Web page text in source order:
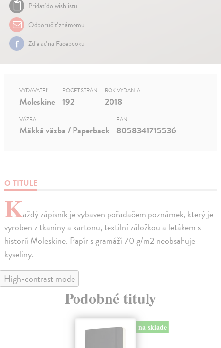
Pridať do wishlistu
Odporučiť známemu
Zdielať na Facebooku
O TITULE
Každý zápisník je vybaven pořadačem poznámek, který je
vyroben z tkaniny a kartonu, textilní záložkou a letákem s
historií Moleskine. Papír s gramáží 70 g/m2 neobsahuje
kyseliny.
VYDAVATEĽ
Moleskine
POČET STRÁN
192
ROK VYDANIA
2018
VÄZBA
Mäkká väzba / Paperback
EAN
8058341715536
High-contrast mode
Podobné tituly
na sklade